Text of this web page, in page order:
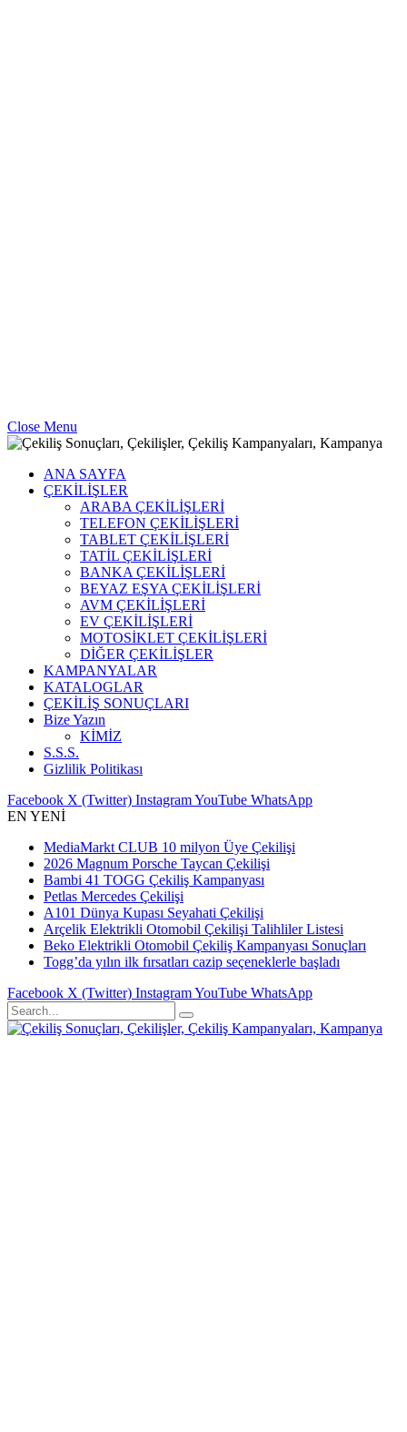
Close Menu
ANA SAYFA
ÇEKİLİŞLER
ARABA ÇEKİLİŞLERİ
TELEFON ÇEKİLİŞLERİ
TABLET ÇEKİLİŞLERİ
TATİL ÇEKİLİŞLERİ
BANKA ÇEKİLİŞLERİ
BEYAZ EŞYA ÇEKİLİŞLERİ
AVM ÇEKİLİŞLERİ
EV ÇEKİLİŞLERİ
MOTOSİKLET ÇEKİLİŞLERİ
DİĞER ÇEKİLİŞLER
KAMPANYALAR
KATALOGLAR
ÇEKİLİŞ SONUÇLARI
Bize Yazın
KİMİZ
S.S.S.
Gizlilik Politikası
Facebook X (Twitter) InstagramYouTube WhatsApp
EN YENİ
MediaMarkt CLUB 10 milyon Üye Çekilişi
2026 Magnum Porsche Taycan Çekilişi
Bambi 41 TOGG Çekiliş Kampanyası
Petlas Mercedes Çekilişi
A101 Dünya Kupası Seyahati Çekilişi
Arçelik Elektrikli Otomobil Çekilişi Talihliler Listesi
Beko Elektrikli Otomobil Çekiliş Kampanyası Sonuçları
Togg’da yılın ilk fırsatları cazip seçeneklerle başladı
Facebook X (Twitter) InstagramYouTube WhatsApp